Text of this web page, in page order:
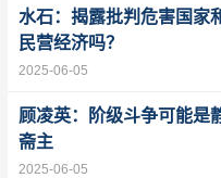
水石：揭露批判危害国家
民营经济吗？
2025-06-05
顾凌英：阶级斗争可能
斋主
2025-06-05